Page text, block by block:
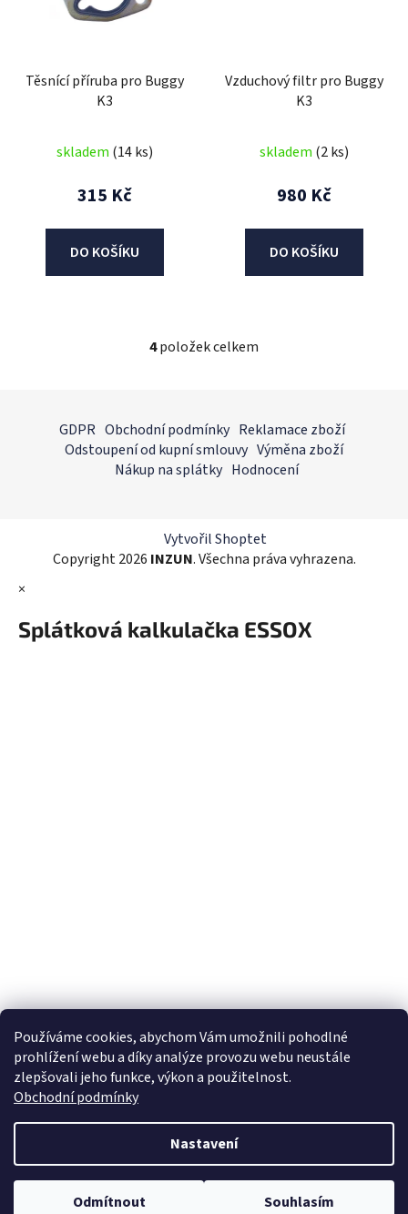
Používáme cookies, abychom Vám umožnili pohodlné
prohlížení webu a díky analýze provozu webu neustále
zlepšovali jeho funkce, výkon a použitelnost.
Obchodní podmínky
Nastavení
Odmítnout Souhlasím
Těsnící příruba pro Buggy
K3
skladem (14 ks)
315 Kč
DO KOŠÍKU
Vzduchový filtr pro Buggy
K3
skladem (2 ks)
980 Kč
DO KOŠÍKU
O
d
a
c
r
v
v
ý
4položek celkem
GDPR Obchodní podmínky Reklamace zboží
Odstoupení od kupní smlouvy Výměna zboží
Nákup na splátky Hodnocení
Vytvořil Shoptet
Copyright 2026 INZUN. Všechna práva vyhrazena.
×
Splátková kalkulačka ESSOX